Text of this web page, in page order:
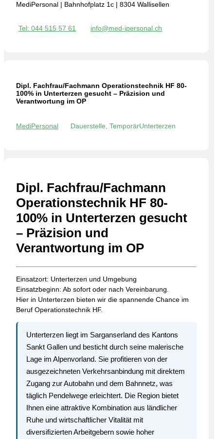
MediPersonal | Bahnhofplatz 1c | 8304 Wallisellen
Tel: 044 515 57 61 info@med-ipersonal.ch
Dipl. Fachfrau/Fachmann Operationstechnik HF 80-
100% in Unterterzen gesucht – Präzision und
Verantwortung im OP
MediPersonal Dauerstelle, TemporärUnterterzen
Dipl. Fachfrau/Fachmann
Operationstechnik HF 80-
100% in Unterterzen gesucht
– Präzision und
Verantwortung im OP
Einsatzort: Unterterzen und Umgebung
Einsatzbeginn: Ab sofort oder nach Vereinbarung.
Hier in Unterterzen bieten wir die spannende Chance im
Beruf Operationstechnik HF.
Unterterzen liegt im Sarganserland des Kantons
Sankt Gallen und besticht durch seine malerische
Lage im Alpenvorland. Sie profitieren von der
ausgezeichneten Verkehrsanbindung mit direktem
Zugang zur Autobahn und dem Bahnnetz, was
täglich Pendelwege erleichtert. Die Region bietet
Ihnen eine attraktive Kombination aus ländlicher
Ruhe und wirtschaftlicher Vitalität mit
diversifizierten Arbeitgebern sowie hoher